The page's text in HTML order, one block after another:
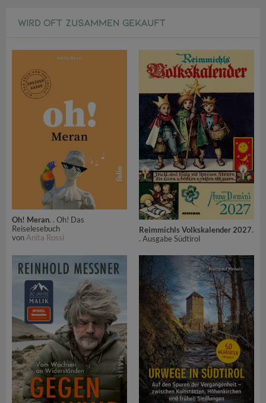
WIRD OFT ZUSAMMEN GEKAUFT
Oh! Meran. . Oh! Das
Reiselesebuch
von Anita Rossi
Reimmichls Volkskalender 2027.
. Ausgabe Südtirol